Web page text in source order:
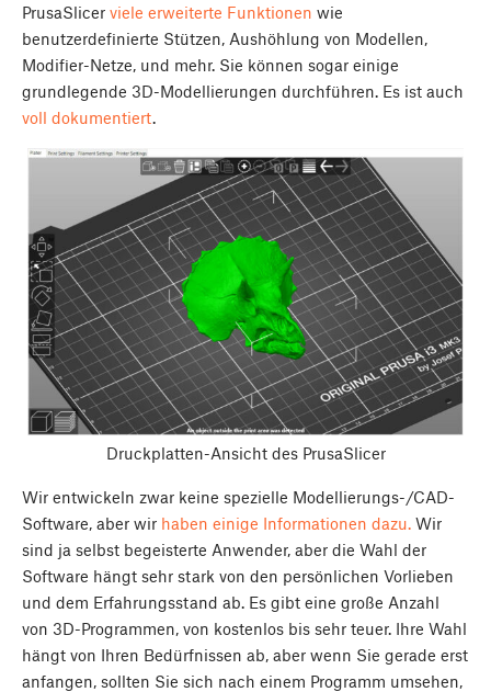
PrusaSlicer viele erweiterte Funktionen wie
benutzerdefinierte Stützen, Aushöhlung von Modellen,
Modifier-Netze, und mehr. Sie können sogar einige
grundlegende 3D-Modellierungen durchführen. Es ist auch
voll dokumentiert.
Druckplatten-Ansicht des PrusaSlicer
Wir entwickeln zwar keine spezielle Modellierungs-/CAD-
Software, aber wir haben einige Informationen dazu. Wir
sind ja selbst begeisterte Anwender, aber die Wahl der
Software hängt sehr stark von den persönlichen Vorlieben
und dem Erfahrungsstand ab. Es gibt eine große Anzahl
von 3D-Programmen, von kostenlos bis sehr teuer. Ihre Wahl
hängt von Ihren Bedürfnissen ab, aber wenn Sie gerade erst
anfangen, sollten Sie sich nach einem Programm umsehen,